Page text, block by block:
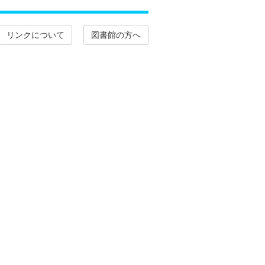
リンクについて 図書館の方へ